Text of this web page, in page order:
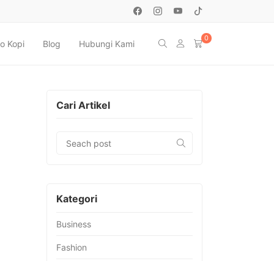
Kopi Blog Hubungi Kami
0
Cari Artikel
Kategori
Business
Fashion